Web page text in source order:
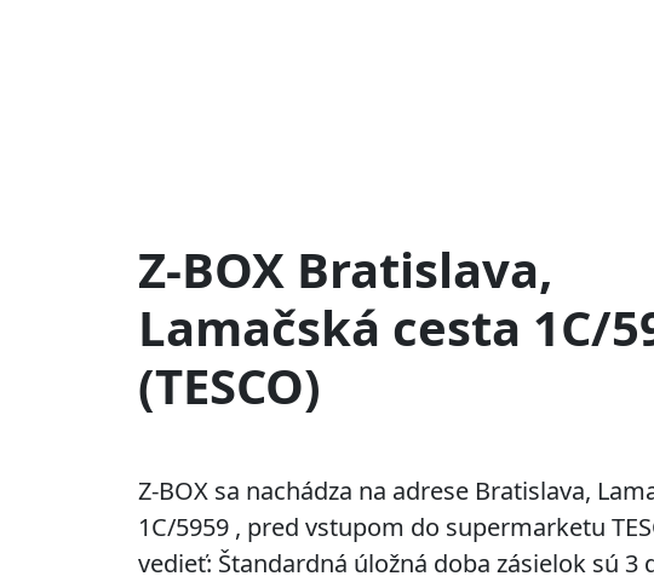
Z-BOX Bratislava,
Lamačská cesta 1C/
(TESCO)
Z-BOX sa nachádza na adrese Bratislava,
1C/5959 , pred vstupom do supermarketu
vedieť: Štandardná úložná doba zásielok sú 3